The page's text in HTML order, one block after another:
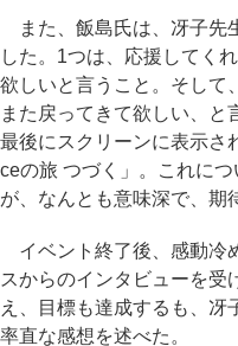
また、飯島氏は、冴子先
した。1つは、応援してく
欲しいと言うこと。そして
また戻ってきて欲しい、と
最後にスクリーンに表示さ
ceの旅 つづく」。これに
が、なんとも意味深で、期
イベント終了後、感動冷
スからのインタビューを受
え、目標も達成するも、冴
率直な感想を述べた。